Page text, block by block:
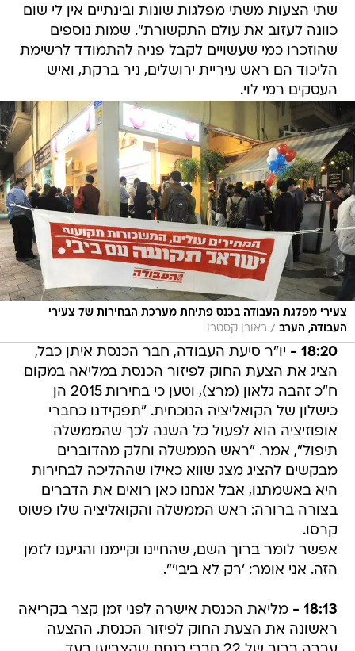
שתי הצעות משתי מפלגות שונות ובינתיים אין לי שום
כוונה לעזוב את עולם התקשורת". שמות נוספים
שהוזכרו כמי שעשויים לקבל פניה להתמודד לרשימת
הליכוד הם ראש עיריית ירושלים, ניר ברקת, ואיש
העסקים רמי לוי.
צעירי מפלגת העבודה בכנס פתיחת מערכת הבחירות של צעירי
העבודה, הערב / ראובן קסטרו
18:20 -
יו"ר סיעת העבודה, חבר הכנסת איתן כבל,
הציג את הצעת החוק לפיזור הכנסת במליאה במקום
ח"כ זהבה גלאון (מרצ), וטען כי בחירות 2015 הן
כישלון של הקואליציה הנוכחית. "תפקידנו כחברי
אופוזיציה הוא לפעול כל השנה לכך שהממשלה
תיפול", אמר. "ראש הממשלה וחלק מהדוברים
מבקשים להציג מצג שווא כאילו שההליכה לבחירות
היא באשמתנו, אבל אנחנו כאן רואים את הדברים
בצורה ברורה: ראש הממשלה והקואליציה שלו פשוט
קרסו.
אפשר לומר ברוך השם, שהחיינו וקיימנו והגיענו לזמן
הזה. אני אומר: 'רק לא ביבי'".
18:13 -
מליאת הכנסת אישרה לפני זמן קצר בקריאה
ראשונה את הצעת החוק לפיזור הכנסת. ההצעה